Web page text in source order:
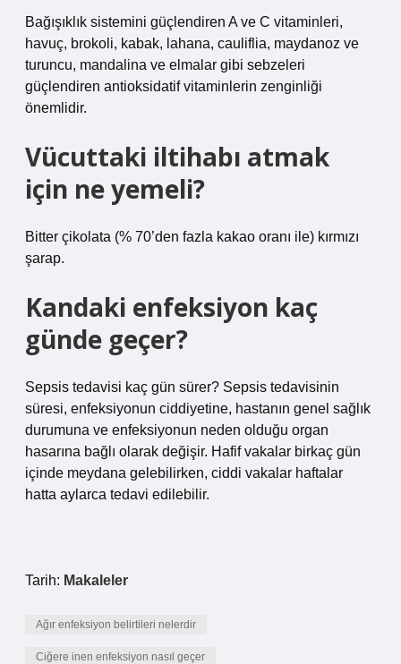
Bağışıklık sistemini güçlendiren A ve C vitaminleri,
havuç, brokoli, kabak, lahana, cauliflia, maydanoz ve
turuncu, mandalina ve elmalar gibi sebzeleri
güçlendiren antioksidatif vitaminlerin zenginliği
önemlidir.
Vücuttaki iltihabı atmak
için ne yemeli?
Bitter çikolata (% 70’den fazla kakao oranı ile) kırmızı
şarap.
Kandaki enfeksiyon kaç
günde geçer?
Sepsis tedavisi kaç gün sürer? Sepsis tedavisinin
süresi, enfeksiyonun ciddiyetine, hastanın genel sağlık
durumuna ve enfeksiyonun neden olduğu organ
hasarına bağlı olarak değişir. Hafif vakalar birkaç gün
içinde meydana gelebilirken, ciddi vakalar haftalar
hatta aylarca tedavi edilebilir.
Tarih: Makaleler
Ağır enfeksiyon belirtileri nelerdir
Ciğere inen enfeksiyon nasıl geçer